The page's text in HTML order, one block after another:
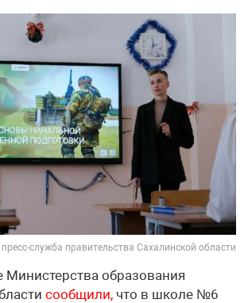
служба правительства Сахалинской области
Министерства образования
сообщили, что в школе №6